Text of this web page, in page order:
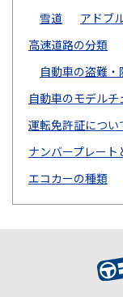
雪道
アドブ
高速道路の分類
自動車の盗難・
自動車のモデル
運転免許証につい
ナンバープレート
エコカーの種類